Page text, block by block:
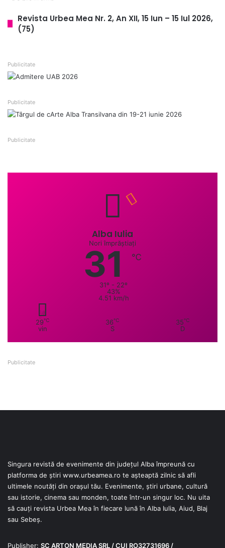
Revista Urbea Mea Nr. 2, An XII, 15 Iun – 15 Iul 2026,
(75)
Publicitate
Publicitate
Publicitate
Alba Iulia
Nori împrăștiați
31 ℃
31º - 22º
43%
4.51 km/h
29℃
vin
36℃
S
35℃
D
Publicitate
Singura revistă de evenimente din județul Alba împreună cu
platforma de știri www.urbeamea.ro te așteaptă zilnic să afli
ultimele noutăți din orașul tău. Evenimente, știri urbane, cultură
sau istorie, cinema sau monden, toate într-un singur loc. Nu uita
să cauți revista Urbea Mea în fiecare lună în Alba Iulia, Aiud, Blaj
sau Sebeș.
Publisher: SC ARTON MEDIA SRL / CUI RO32731696 /